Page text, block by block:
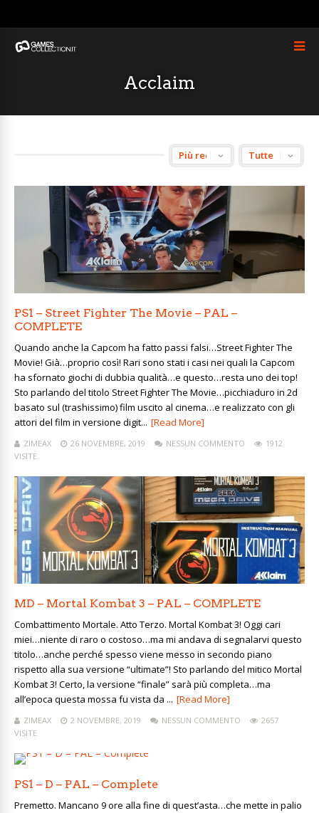
Acclaim
PS1 – Street Fighter The Movie – PAL –
COMPLETE
Quando anche la Capcom ha fatto passi falsi…Street Fighter The
Movie! Già…proprio così! Rari sono stati i casi nei quali la Capcom
ha sfornato giochi di dubbia qualità…e questo…resta uno dei top!
Sto parlando del titolo Street Fighter The Movie…picchiaduro in 2d
basato sul (trashissimo) film uscito al cinema…e realizzato con gli
attori del film in versione digit... [Read More]
ZIMEAX 26 NOVEMBRE, 2019 NESSUN COMMENTO
1912
VISITE
MD – Mortal Kombat 3 – PAL – COMPLETE
Combattimento Mortale. Atto Terzo. Mortal Kombat 3! Oggi cari
miei…niente di raro o costoso…ma mi andava di segnalarvi questo
titolo…anche perché spesso viene messo in secondo piano
rispetto alla sua versione “ultimate”! Sto parlando del mitico Mortal
Kombat 3! Certo, la versione “finale” sarà più completa…ma
all’epoca questa mossa fu vista da ... [Read More]
ZIMEAX 2 NOVEMBRE, 2019 NESSUN COMMENTO
2657
VISITE
PS1 – D – PAL – Complete
Premetto. Mancano 9 ore alla fine di quest’asta…che mette in palio